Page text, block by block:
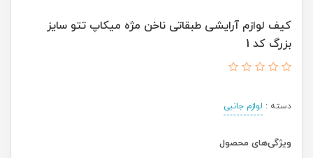
کیف لوازم آرایشی طبقاتی ناخن مژه میکاپ تتو سایز
بزرگ کد 1
دسته : لوازم جانبی
ویژگی‌های محصول